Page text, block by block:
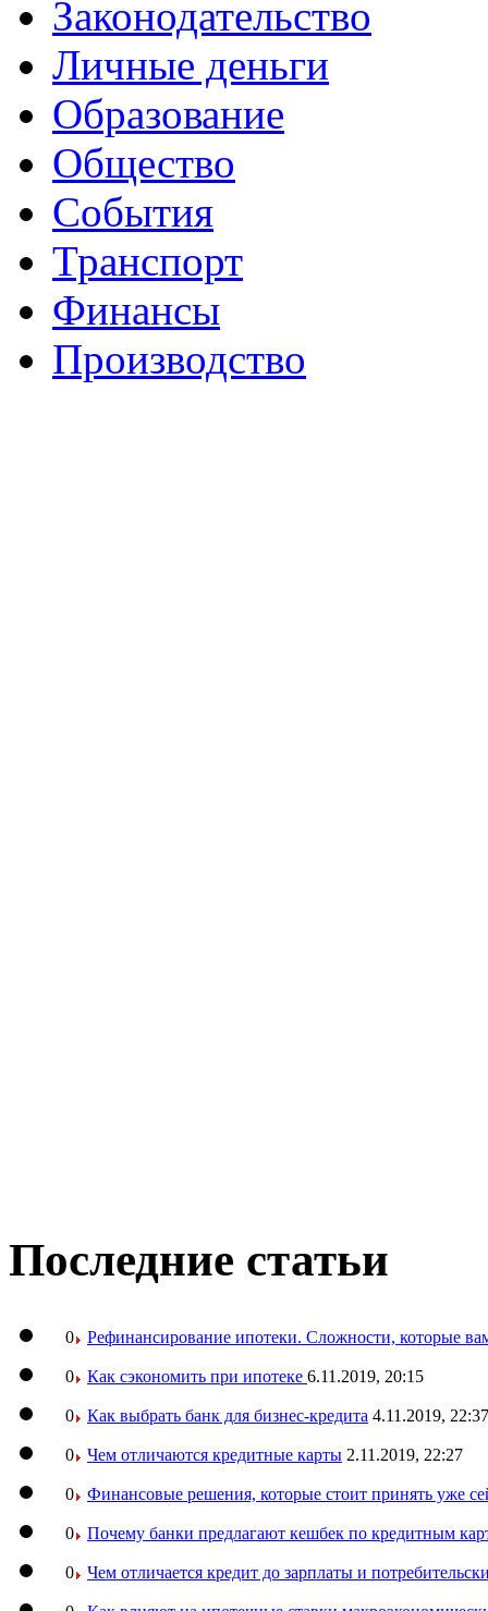
Законодательство
Личные деньги
Образование
Общество
События
Транспорт
Финансы
Производство
Последние статьи
0 Рефинансирование ипотеки. Сложности, которые
0 Как сэкономить при ипотеке 6.11.2019, 20:15
0 Как выбрать банк для бизнес-кредита 4.11.2019, 22:37
0 Чем отличаются кредитные карты 2.11.2019, 22:27
0 Финансовые решения, которые стоит принять уже
0 Почему банки предлагают кешбек по кредитным
0 Чем отличается кредит до зарплаты и